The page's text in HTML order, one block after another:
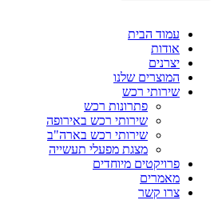
עמוד הבית
אודות
יצרנים
המוצרים שלנו
שירותי רכש
פתרונות רכש
שירותי רכש באירופה
שירותי רכש בארה"ב
מצגת מפעלי תעשייה
פרויקטים מיוחדים
מאמרים
צרו קשר